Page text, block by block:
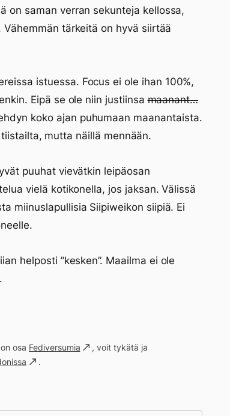
on saman verran sekunteja kellossa,
tärkeitä on hyvä siirtää
istuessa. Focus ei ole ihan 100%,
Eipä se ole niin justiinsamaanant…
koko ajan puhumaan maanantaista.
mutta näillä mennään.
puuhat vievätkin leipäosan
vielä kotikonella, jos jaksan. Välissä
miinuslapullisia Siipiweikon siipiä. Ei
helposti ”kesken”. Maailma ei ole
osa Fediversumia
, voit tykätä ja
.